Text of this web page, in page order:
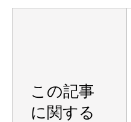
この記事
に関する